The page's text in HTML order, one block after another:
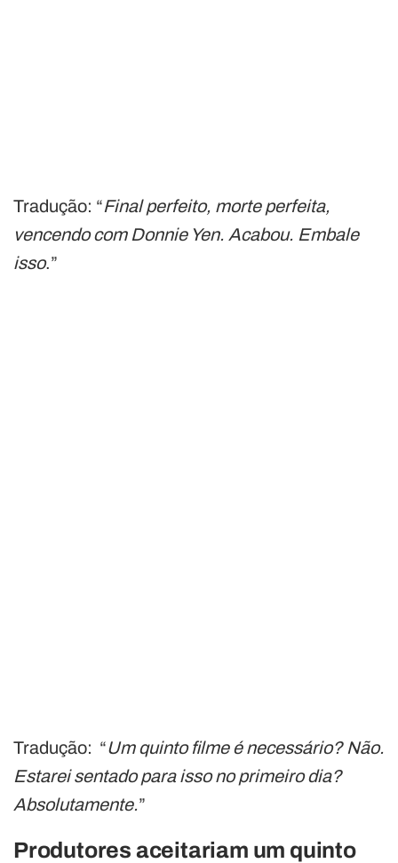
Tradução: “Final perfeito, morte perfeita,
vencendo com Donnie Yen. Acabou. Embale
isso.”
Tradução: “Um quinto filme é necessário? Não.
Estarei sentado para isso no primeiro dia?
Absolutamente.”
Produtores aceitariam um quinto